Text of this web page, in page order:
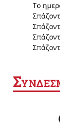
Το
Σ